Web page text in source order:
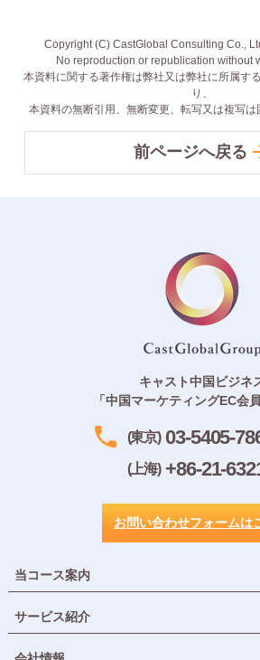
Copyright (C) CastGlobal Consulting Co.,
No reproduction or republication without
本資料に関する著作権は弊社又は弊社に所属す
り、
本資料の無断引用、無断変更、転写又は複写は
前ページへ戻る
キャスト中国ビジネ
「中国マーケティングEC会
(東京)03-5405-
(上海)+86-21-
お問い合わせフォームは
当コース案内
サービス紹介